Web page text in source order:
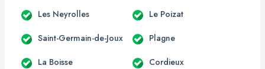
Les Neyrolles Le Poizat
Saint-Germain-de-Joux Plagne
La Boisse Cordieux